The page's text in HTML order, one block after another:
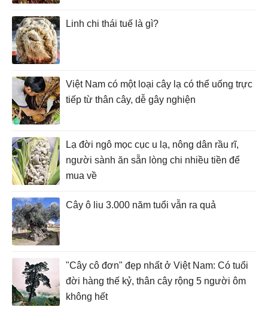
Linh chi thái tuế là gì?
Việt Nam có một loại cây lạ có thể uống trực
tiếp từ thân cây, dễ gây nghiện
Lạ đời ngô mọc cục u lạ, nông dân rầu rĩ,
người sành ăn sẵn lòng chi nhiều tiền để
mua về
Cây ô liu 3.000 năm tuổi vẫn ra quả
"Cây cô đơn" đẹp nhất ở Việt Nam: Có tuổi
đời hàng thế kỷ, thân cây rộng 5 người ôm
không hết